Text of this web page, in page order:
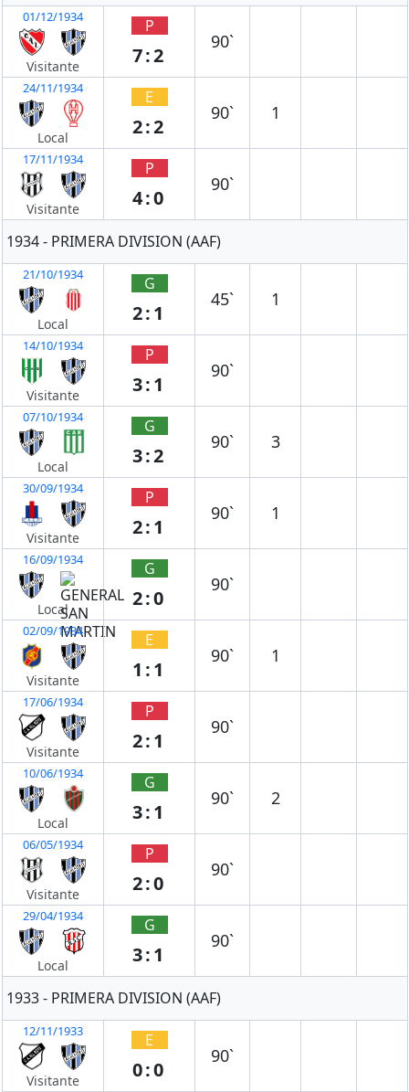
01/12/1934
Visitante
P
7:2
90`
24/11/1934
Local
E
2:2
90` 1
17/11/1934
Visitante
P
4:0
90`
1934 - PRIMERA DIVISION (AAF)
21/10/1934
Local
G
2:1
45` 1
14/10/1934
Visitante
P
3:1
90`
07/10/1934
Local
G
3:2
90` 3
30/09/1934
Visitante
P
2:1
90` 1
16/09/1934
Local
G
2:0
90`
02/09/1934
Visitante
E
1:1
90` 1
17/06/1934
Visitante
P
2:1
90`
10/06/1934
Local
G
3:1
90` 2
06/05/1934
Visitante
P
2:0
90`
29/04/1934
Local
G
3:1
90`
1933 - PRIMERA DIVISION (AAF)
12/11/1933
Visitante
E
0:0
90`